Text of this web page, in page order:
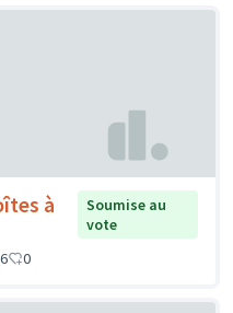
à
Soumise au
vote
6 0